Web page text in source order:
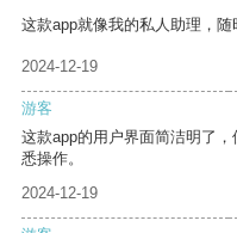
这款app就像我的私人助理，随
2024-12-19
游客
这款app的用户界面简洁明了
悉操作。
2024-12-19